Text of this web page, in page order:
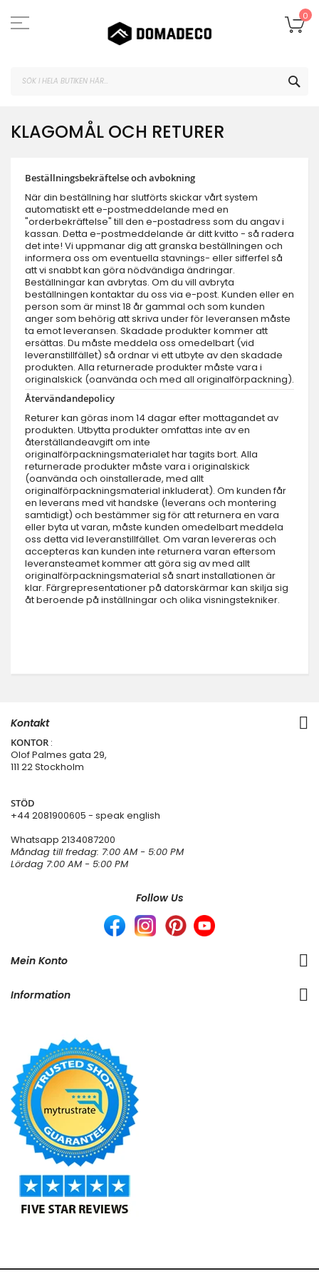
till
innehållet
0
KLAGOMÅL OCH RETURER
Beställningsbekräftelse och avbokning
När din beställning har slutförts skickar vårt system
automatiskt ett e-postmeddelande med en
"orderbekräftelse" till den e-postadress som du angav i
kassan. Detta e-postmeddelande är ditt kvitto - så radera
det inte! Vi uppmanar dig att granska beställningen och
informera oss om eventuella stavnings- eller sifferfel så
att vi snabbt kan göra nödvändiga ändringar.
Beställningar kan avbrytas. Om du vill avbryta
beställningen kontaktar du oss via e-post. Kunden eller en
person som är minst 18 år gammal och som kunden
anger som behörig att skriva under för leveransen måste
ta emot leveransen. Skadade produkter kommer att
ersättas. Du måste meddela oss omedelbart (vid
leveranstillfället) så ordnar vi ett utbyte av den skadade
produkten. Alla returnerade produkter måste vara i
originalskick (oanvända och med all originalförpackning).
Återvändandepolicy
Returer kan göras inom 14 dagar efter mottagandet av
produkten. Utbytta produkter omfattas inte av en
återställandeavgift om inte
originalförpackningsmaterialet har tagits bort. Alla
returnerade produkter måste vara i originalskick
(oanvända och oinstallerade, med allt
originalförpackningsmaterial inkluderat). Om kunden får
en leverans med vit handske (leverans och montering
samtidigt) och bestämmer sig för att returnera en vara
eller byta ut varan, måste kunden omedelbart meddela
oss detta vid leveranstillfället. Om varan levereras och
accepteras kan kunden inte returnera varan eftersom
leveransteamet kommer att göra sig av med allt
originalförpackningsmaterial så snart installationen är
klar. Färgrepresentationer på datorskärmar kan skilja sig
åt beroende på inställningar och olika visningstekniker.
Kontakt
KONTOR :
Olof Palmes gata 29,
111 22 Stockholm
STÖD
+44 2081900605 - speak english
Whatsapp 2134087200
Måndag till fredag: 7:00 AM - 5:00 PM
Lördag 7:00 AM - 5:00 PM
Follow Us
Mein Konto
Information